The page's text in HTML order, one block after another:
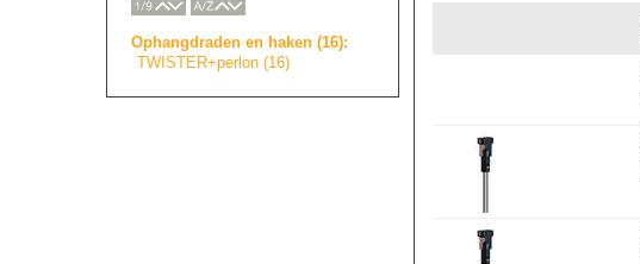
Ophangdraden en haken (16):
TWISTER+perlon (16)